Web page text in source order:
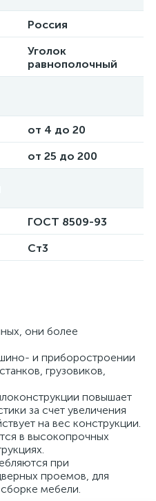
Россия
Уголок
равнополочный
от 4 до 20
от 25 до 200
ГОСТ 8509-93
Cт3
они более
и приборостроении
грузовиков,
повышает
за счет увеличения
на вес конструкции.
в высокопрочных
при
проемов, для
мебели.